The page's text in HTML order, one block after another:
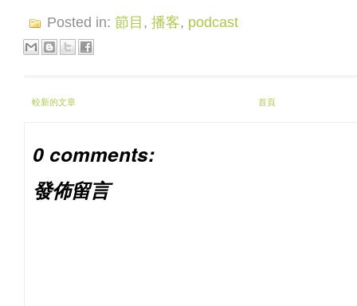
Posted in: 節目, 播客, podcast
較新的文章 首頁
0 comments:
發佈留言